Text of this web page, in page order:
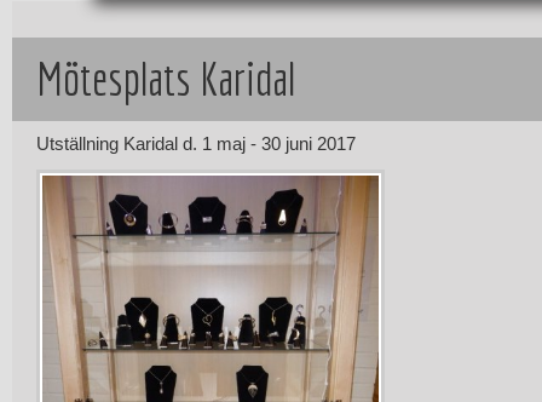
Mötesplats Karidal
Utställning Karidal d. 1 maj - 30 juni 2017